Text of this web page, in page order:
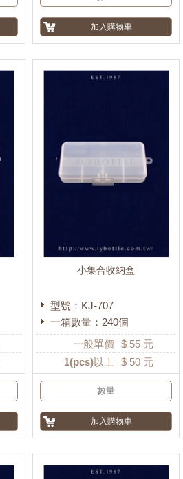
小集合收納盒
型號：KJ-707
一箱數量：240個
一般單價 $ 55 元
1(pcs)以上 $ 50 元